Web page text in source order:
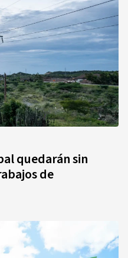
quedarán sin
de